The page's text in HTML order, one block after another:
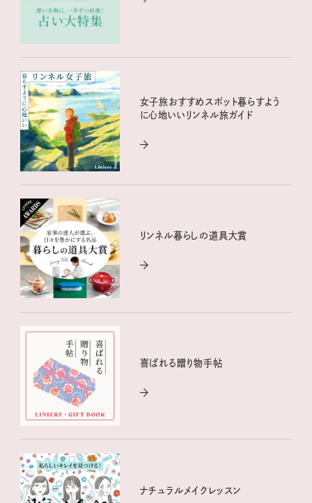
女子旅おすすめスポット暮らすよう
に心地いいリンネル旅ガイド
リンネル暮らしの道具大賞
喜ばれる贈り物手帖
ナチュラルメイクレッスン